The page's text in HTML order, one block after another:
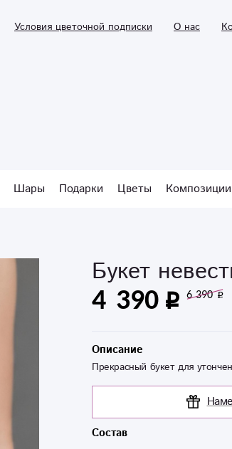
Условия цветочной подписки О нас
Шары Подарки Цветы Композиции
Букет
4 390 6 390
Описание
Прекрасный букет для
Состав